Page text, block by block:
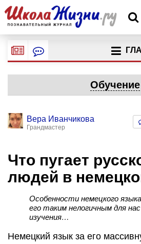
Обучение
Вера Иванчикова
Грандмастер
Что пугает
людей в
Особенности немецкого
его таким нелогичным для
изучения…
Немецкий язык за его